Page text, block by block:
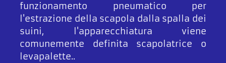
funzionamento pneumatico per
l'estrazione della scapola dalla spalla dei
suini, l'apparecchiatura viene
comunemente definita scapolatrice o
levapalette..